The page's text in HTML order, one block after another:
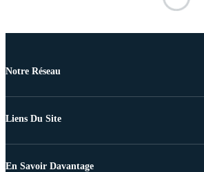
Notre Réseau
Liens Du Site
En Savoir Davantage